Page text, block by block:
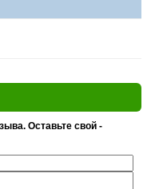
Оставьте свой -